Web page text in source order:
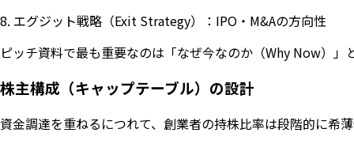
8. エグジット戦略（Exit Strategy）：IPO・M&Aの方向性
ピッチ資料で最も重要なのは「なぜ今なのか（Why Now）
株主構成（キャップテーブル）の設計
資金調達を重ねるにつれて、創業者の持株比率は段階的に希